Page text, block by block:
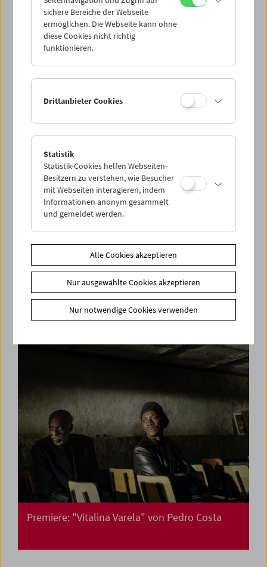
Paul Wenninger
Filme und Carte Blanche
Premiere: "Paris Calligrammes" von Ulrike
Ottinger
Premiere: "Vitalina Varela" von Pedro Costa
sichere Bereiche der Webseite
ermöglichen. Die Webseite kann ohne
diese Cookies nicht richtig
funktionieren.
Drittanbieter Cookies
Statistik
Statistik-Cookies helfen Webseiten-
Besitzern zu verstehen, wie Besucher
mit Webseiten interagieren, indem
Informationen anonym gesammelt
und gemeldet werden.
Alle Cookies akzeptieren
Nur ausgewählte Cookies akzeptieren
Nur notwendige Cookies verwenden